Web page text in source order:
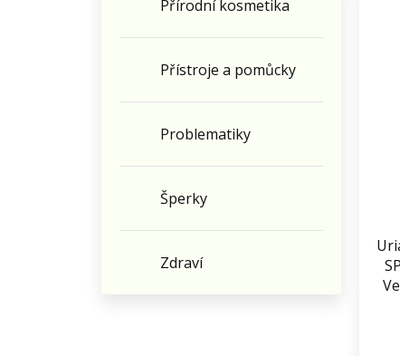
Přírodní kosmetika
Přístroje a pomůcky
Problematiky
Šperky
Zdraví